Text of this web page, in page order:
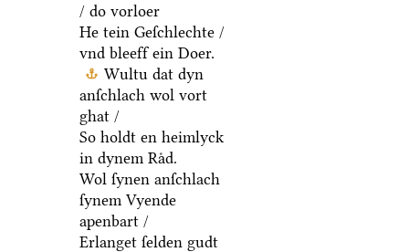
/ do vorloer
He tein Geſchlechte /
vnd bleeff ein Doer.
Wultu dat dyn
anſchlach wol vort
ghat /
So holdt en heimlyck
in dynem Raͤd.
Wol ſynen anſchlach
ſynem Vyende
apenbart /
Erlanget ſelden gudt